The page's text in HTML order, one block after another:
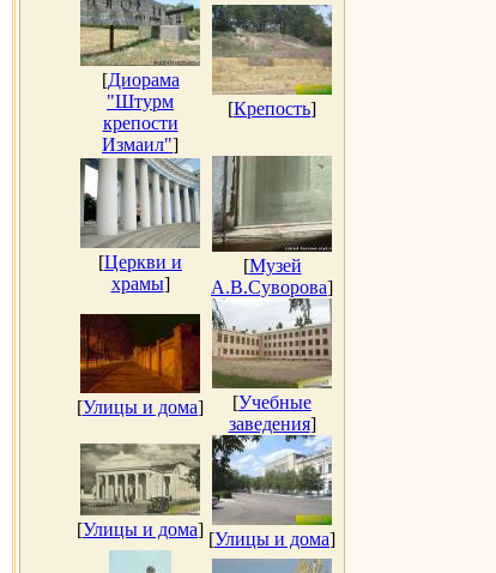
[Диорама
"Штурм
крепости
Измаил"]
[Крепость]
[Церкви и
храмы]
[Музей
А.В.Суворова]
[Улицы и дома] [Учебные
заведения]
[Улицы и дома] [Улицы и дома]